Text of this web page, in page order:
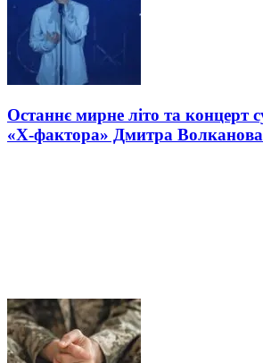
Останнє мирне літо та концерт
«Х-фактора» Дмитра Волканова